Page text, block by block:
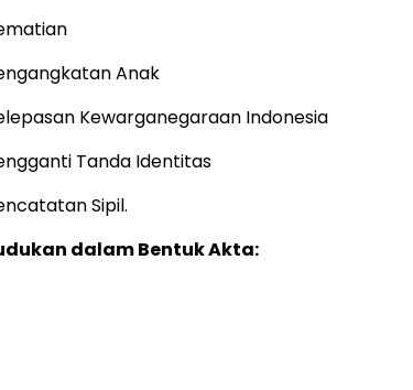
Anak
Kewarganegaraan Indonesia
Tanda Identitas
Sipil.
dalam Bentuk Akta: